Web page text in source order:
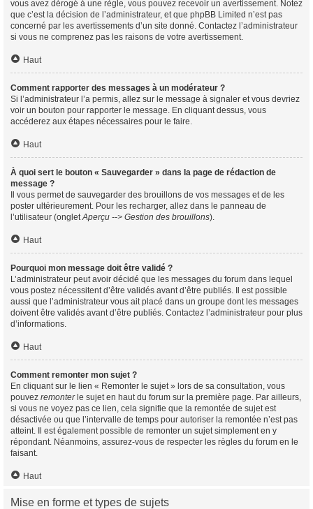
vous avez dérogé à une règle, vous pouvez recevoir un avertissement. Notez
que c’est la décision de l’administrateur, et que phpBB Limited n’est pas
concerné par les avertissements d’un site donné. Contactez l’administrateur
si vous ne comprenez pas les raisons de votre avertissement.
Haut
Comment rapporter des messages à un modérateur ?
Si l’administrateur l’a permis, allez sur le message à signaler et vous devriez
voir un bouton pour rapporter le message. En cliquant dessus, vous
accéderez aux étapes nécessaires pour le faire.
Haut
À quoi sert le bouton « Sauvegarder » dans la page de rédaction de
message ?
Il vous permet de sauvegarder des brouillons de vos messages et de les
poster ultérieurement. Pour les recharger, allez dans le panneau de
l’utilisateur (ongletAperçu --> Gestion des brouillons).
Haut
Pourquoi mon message doit être validé ?
L’administrateur peut avoir décidé que les messages du forum dans lequel
vous postez nécessitent d’être validés avant d’être publiés. Il est possible
aussi que l’administrateur vous ait placé dans un groupe dont les messages
doivent être validés avant d’être publiés. Contactez l’administrateur pour plus
d’informations.
Haut
Comment remonter mon sujet ?
En cliquant sur le lien « Remonter le sujet » lors de sa consultation, vous
pouvez remonterle sujet en haut du forum sur la première page. Par ailleurs,
si vous ne voyez pas ce lien, cela signifie que la remontée de sujet est
désactivée ou que l’intervalle de temps pour autoriser la remontée n’est pas
atteint. Il est également possible de remonter un sujet simplement en y
répondant. Néanmoins, assurez-vous de respecter les règles du forum en le
faisant.
Haut
Mise en forme et types de sujets